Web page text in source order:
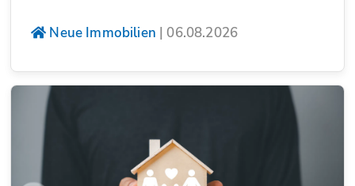
Neue Immobilien | 06.08.2026